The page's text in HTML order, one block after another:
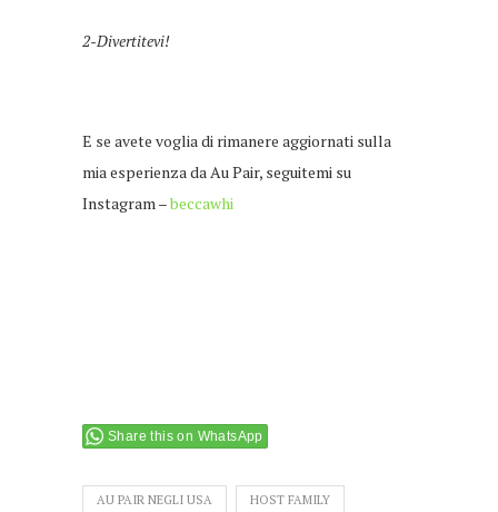
2-Divertitevi!
E se avete voglia di rimanere aggiornati sulla
mia esperienza da Au Pair, seguitemi su
Instagram –beccawhi
Share this on WhatsApp
AU PAIR NEGLI USA HOST FAMILY